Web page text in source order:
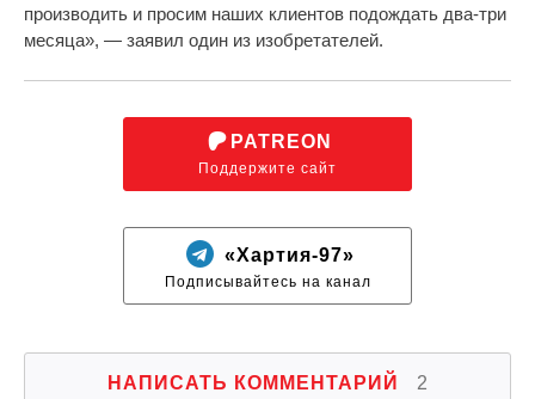
производить и просим наших клиентов подождать два-три
месяца», — заявил один из изобретателей.
PATREON
Поддержите сайт
«Хартия-97»
Подписывайтесь на канал
НАПИСАТЬ КОММЕНТАРИЙ 2